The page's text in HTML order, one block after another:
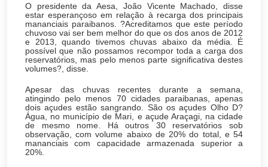
O presidente da Aesa, João Vicente Machado, disse
estar esperançoso em relação à recarga dos principais
mananciais paraibanos. ?Acreditamos que este período
chuvoso vai ser bem melhor do que os dos anos de 2012
e 2013, quando tivemos chuvas abaixo da média. É
possível que não possamos recompor toda a carga dos
reservatórios, mas pelo menos parte significativa destes
volumes?, disse.
Apesar das chuvas recentes durante a semana,
atingindo pelo menos 70 cidades paraibanas, apenas
dois açudes estão sangrando. São os açudes Olho D?
Água, no município de Mari, e açude Araçagi, na cidade
de mesmo nome. Há outros 30 reservatórios sob
observação, com volume abaixo de 20% do total, e 54
mananciais com capacidade armazenada superior a
20%.